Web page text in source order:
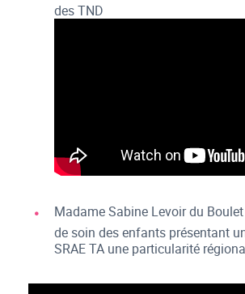
des TND
Madame Sabine Levoir du
de soin des enfants présentant
SRAE TA une particularité